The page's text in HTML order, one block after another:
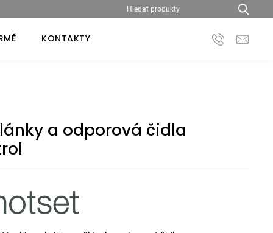
KONTAKTY
a odporová čidla